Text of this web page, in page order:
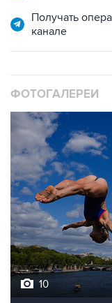
Получать
канале
ФОТОГАЛЕРЕИ
10